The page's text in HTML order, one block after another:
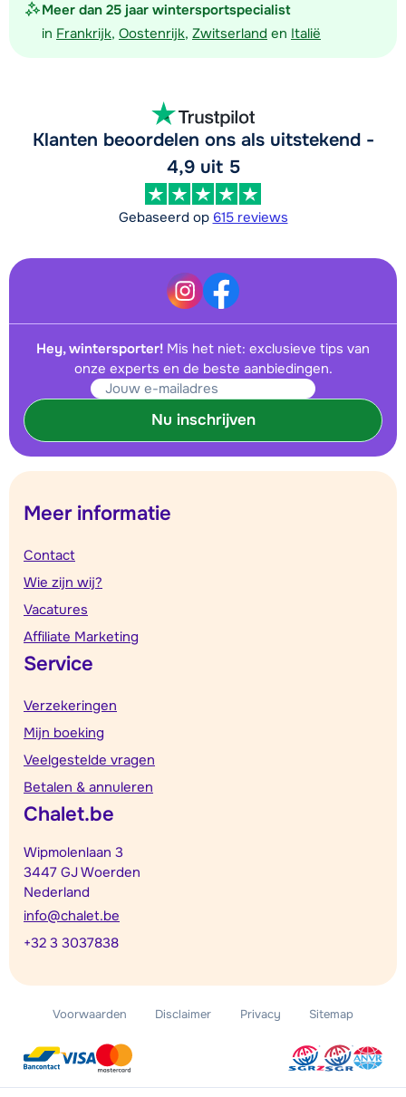
Meer dan 25 jaar wintersportspecialist
in Frankrijk, Oostenrijk, Zwitserland en Italië
Klanten beoordelen ons als uitstekend -
4,9 uit 5
Gebaseerd op 615 reviews
Hey, wintersporter! Mis het niet: exclusieve tips van
onze experts en de beste aanbiedingen.
Nu inschrijven
Meer informatie
Contact
Wie zijn wij?
Vacatures
Affiliate Marketing
Service
Verzekeringen
Mijn boeking
Veelgestelde vragen
Betalen & annuleren
Chalet.be
Wipmolenlaan 3
3447 GJ Woerden
Nederland
info@chalet.be
+32 3 3037838
Voorwaarden Disclaimer Privacy Sitemap